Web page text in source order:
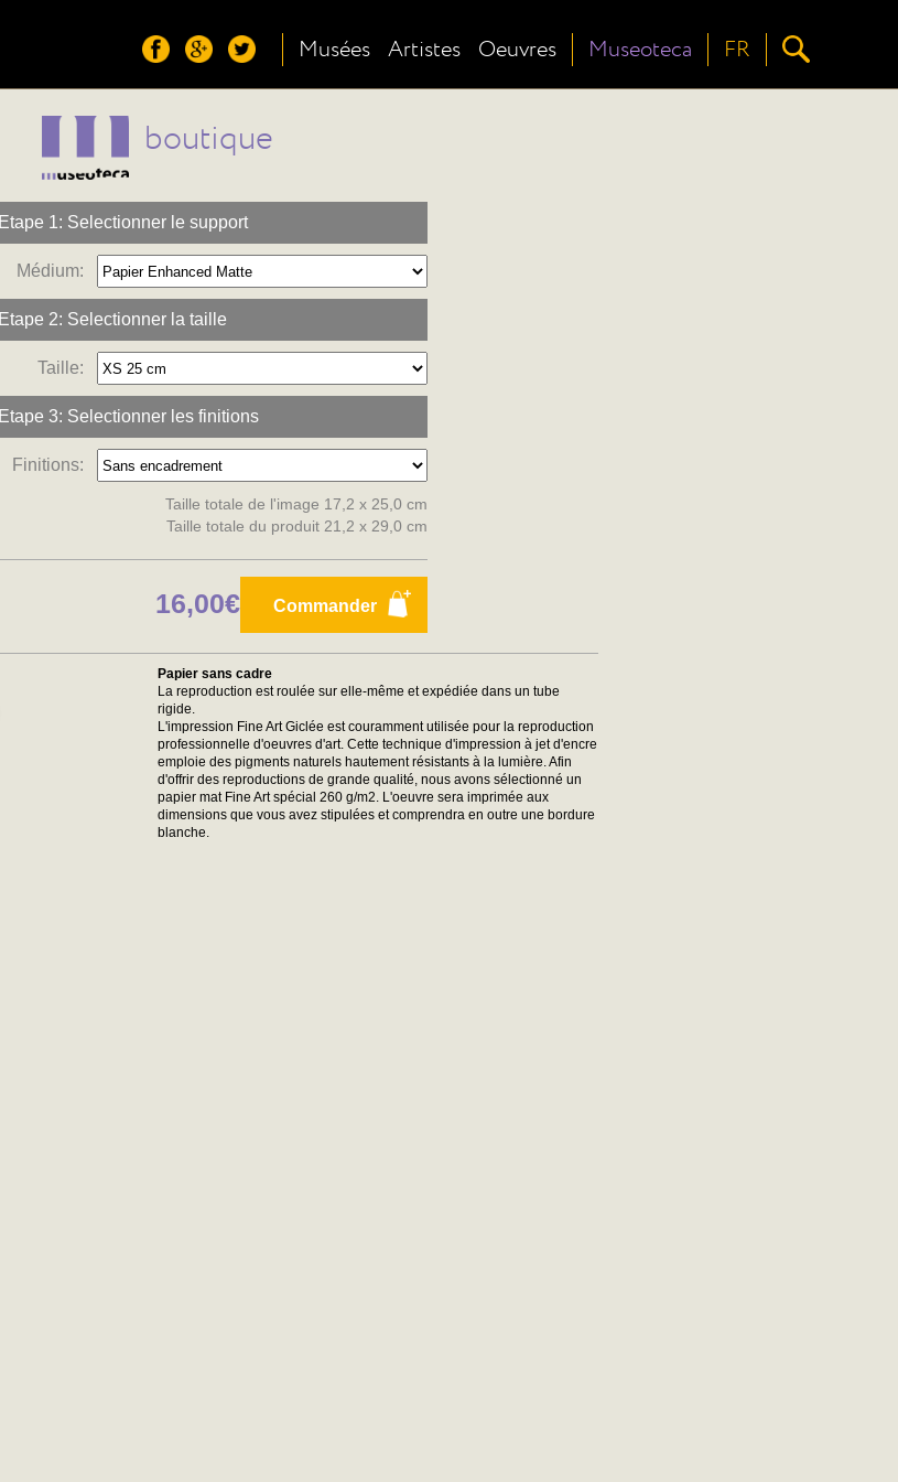
Musées Artistes Oeuvres Museoteca FR
boutique
Etape 1: Selectionner le support
Médium:
Etape 2: Selectionner la taille
Taille:
Etape 3: Selectionner les finitions
Finitions:
Taille totale de l'image 17,2 x 25,0 cm
Taille totale du produit 21,2 x 29,0 cm
Commander
16,00€
Papier sans cadre
La reproduction est roulée sur elle-même et expédiée dans un tube
rigide.
L'impression Fine Art Giclée est couramment utilisée pour la reproduction
professionnelle d'oeuvres d'art. Cette technique d'impression à jet d'encre
emploie des pigments naturels hautement résistants à la lumière. Afin
d'offrir des reproductions de grande qualité, nous avons sélectionné un
papier mat Fine Art spécial 260 g/m2. L'oeuvre sera imprimée aux
dimensions que vous avez stipulées et comprendra en outre une bordure
blanche.